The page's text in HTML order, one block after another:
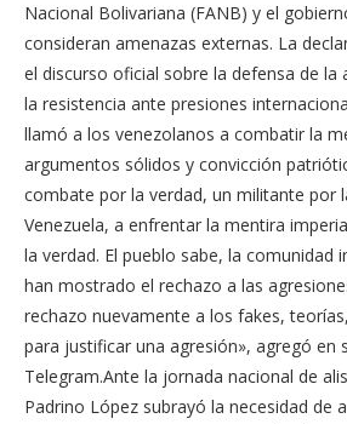
Nacional Bolivariana (FANB) y el
consideran amenazas externas. La
el discurso oficial sobre la defensa de
la resistencia ante presiones
llamó a los venezolanos a combatir la
argumentos sólidos y convicción
combate por la verdad, un militante por
Venezuela, a enfrentar la mentira
la verdad. El pueblo sabe, la comunidad
han mostrado el rechazo a las
rechazo nuevamente a los fakes,
para justificar una agresión», agregó en
Telegram.Ante la jornada nacional de
Padrino López subrayó la necesidad de